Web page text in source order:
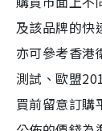
及該品牌的快
亦可參考香港
測試、歐盟
買前留意訂購